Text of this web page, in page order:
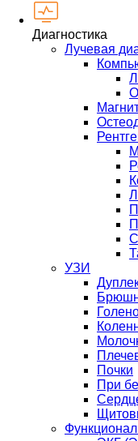
Диагностика
Лучевая
УЗИ
Почки
При